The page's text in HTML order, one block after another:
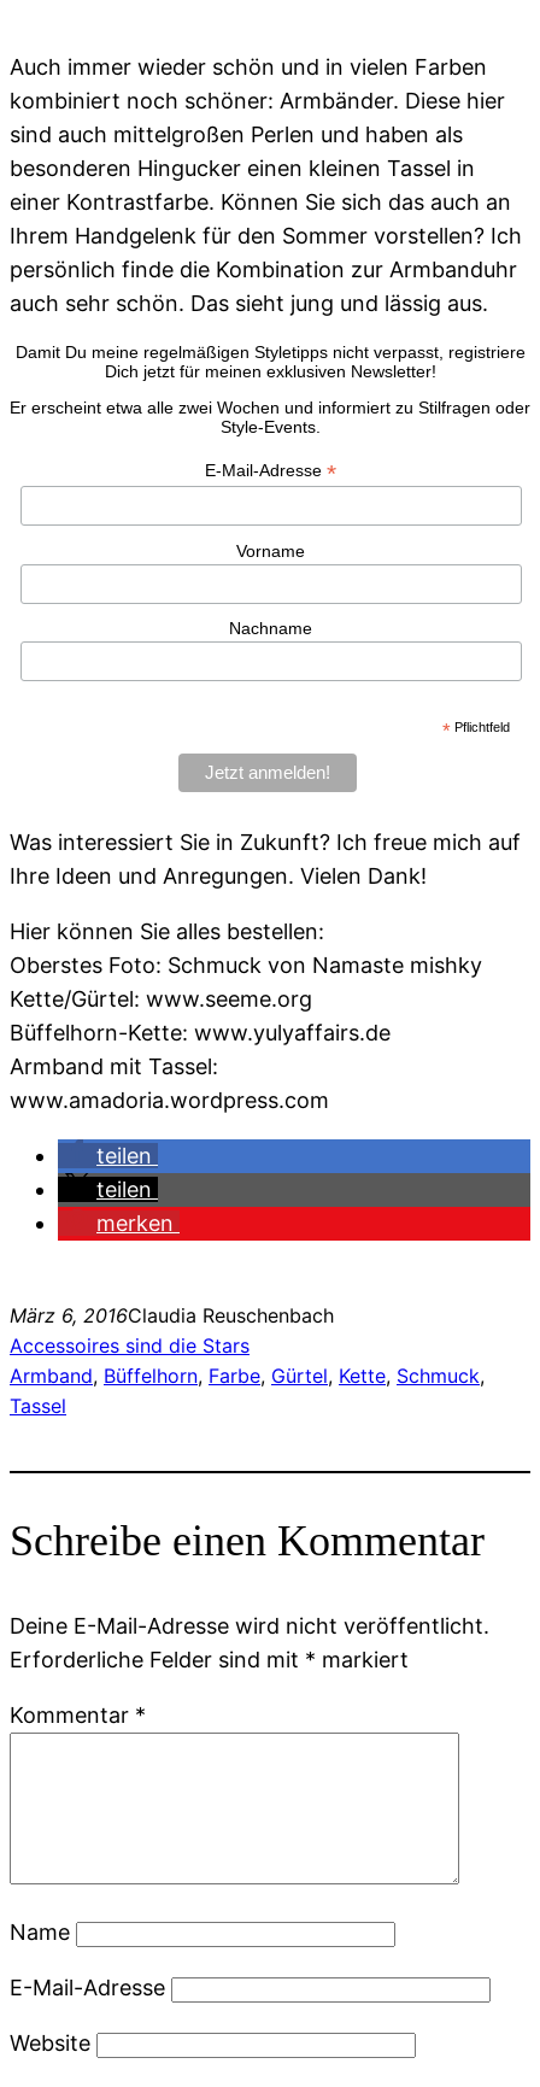
Auch immer wieder schön und in vielen Farben
kombiniert noch schöner: Armbänder. Diese hier
sind auch mittelgroßen Perlen und haben als
besonderen Hingucker einen kleinen Tassel in
einer Kontrastfarbe. Können Sie sich das auch an
Ihrem Handgelenk für den Sommer vorstellen? Ich
persönlich finde die Kombination zur Armbanduhr
auch sehr schön. Das sieht jung und lässig aus.
Damit Du meine regelmäßigen Styletipps nicht verpasst, registriere
Dich jetzt für meinen exklusiven Newsletter!
Er erscheint etwa alle zwei Wochen und informiert zu Stilfragen oder
Style-Events.
E-Mail-Adresse *
Vorname
Nachname
*Pflichtfeld
Was interessiert Sie in Zukunft? Ich freue mich auf
Ihre Ideen und Anregungen. Vielen Dank!
Hier können Sie alles bestellen:
Oberstes Foto: Schmuck von Namaste mishky
Kette/Gürtel: www.seeme.org
Büffelhorn-Kette: www.yulyaffairs.de
Armband mit Tassel:
www.amadoria.wordpress.com
teilen
teilen
merken
März 6, 2016Claudia Reuschenbach
Accessoires sind die Stars
Armband, Büffelhorn, Farbe, Gürtel, Kette, Schmuck
Tassel
Schreibe einen Kommentar
Deine E-Mail-Adresse wird nicht veröffentlicht.
Erforderliche Felder sind mit * markiert
Kommentar *
Name
E-Mail-Adresse
Website